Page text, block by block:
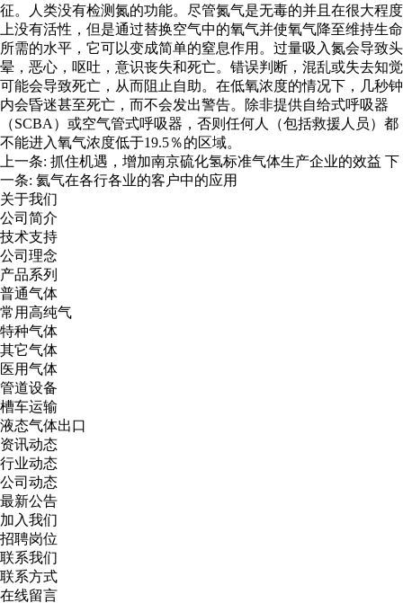
征。人类没有检测氮的功能。尽管氮气是无毒的并且在很大程度
上没有活性，但是通过替换空气中的氧气并使氧气降至维持生命
所需的水平，它可以变成简单的窒息作用。过量吸入氮会导致头
晕，恶心，呕吐，意识丧失和死亡。错误判断，混乱或失去知觉
可能会导致死亡，从而阻止自助。在低氧浓度的情况下，几秒钟
内会昏迷甚至死亡，而不会发出警告。除非提供自给式呼吸器
（SCBA）或空气管式呼吸器，否则任何人（包括救援人员）都
不能进入氧气浓度低于19.5％的区域。
上一条: 抓住机遇，增加南京硫化氢标准气体生产企业的效益 下
一条: 氦气在各行各业的客户中的应用
关于我们
公司简介
技术支持
公司理念
产品系列
普通气体
常用高纯气
特种气体
其它气体
医用气体
管道设备
槽车运输
液态气体出口
资讯动态
行业动态
公司动态
最新公告
加入我们
招聘岗位
联系我们
联系方式
在线留言